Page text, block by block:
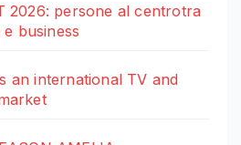
2026: persone al centrotra
business
an international TV and